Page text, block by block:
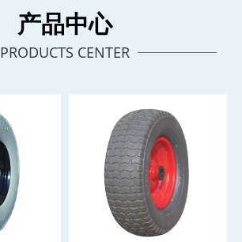
产品中心
PRODUCTS CENTER